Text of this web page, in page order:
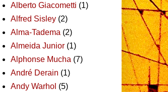
Alberto Giacometti (1)
Alfred Sisley (2)
Alma-Tadema (2)
Almeida Junior (1)
Alphonse Mucha (7)
André Derain (1)
Andy Warhol (5)